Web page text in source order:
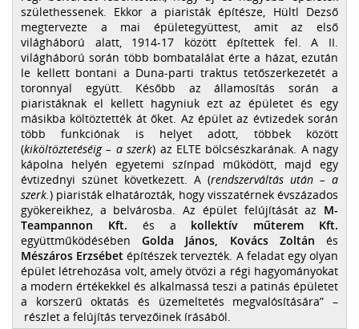
születhessenek. Ekkor a piaristák építésze, Hültl Dezső
megtervezte a mai épületegyüttest, amit az első
világháború alatt, 1914-17 között építettek fel. A II.
világháború során több bombatalálat érte a házat, ezután
le kellett bontani a Duna-parti traktus tetőszerkezetét a
toronnyal együtt. Később az államosítás során a
piaristáknak el kellett hagyniuk ezt az épületet és egy
másikba költöztették át őket. Az épület az évtizedek során
több funkciónak is helyet adott, többek között
(kiköltöztetéséig – a szerk) az ELTE bölcsészkarának. A nagy
kápolna helyén egyetemi színpad működött, majd egy
évtizednyi szünet következett. A (rendszerváltás után – a
szerk. ) piaristák elhatározták, hogy visszatérnek évszázados
gyökereikhez, a belvárosba. Az épület felújítását az M-
Teampannon Kft. és a kollektív műterem Kft.
együttműködésébenGolda János, Kovács Zoltán és
Mészáros Erzsébetépítészek tervezték. A feladat egy olyan
épület létrehozása volt, amely ötvözi a régi hagyományokat
a modern értékekkel és alkalmassá teszi a patinás épületet
a korszerű oktatás és üzemeltetés megvalósítására
–
részlet a felújítás tervezőinek írásából.